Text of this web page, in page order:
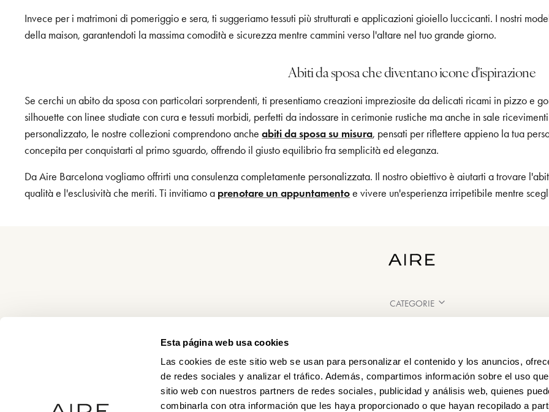
Esta página web usa cookies
Las cookies de este sitio web se usan para personalizar el contenido y los anuncios,
de redes sociales y analizar el tráfico. Además, compartimos información sobre el uso
sitio web con nuestros partners de redes sociales, publicidad y análisis web, quienes
combinarla con otra información que les haya proporcionado o que hayan recopilado a
Invece per i matrimoni di pomeriggio e sera, ti suggeriamo tessuti più strutturati e applicazioni gioiello luccicanti. I nostri
della maison, garantendoti la massima comodità e sicurezza mentre cammini verso l'altare nel tuo grande giorno.
Abiti da sposa che diventano icone d'ispirazione
Se cerchi un abito da sposa con particolari sorprendenti, ti presentiamo creazioni impreziosite da delicati ricami in pizzo e
silhouette con linee studiate con cura e tessuti morbidi, perfetti da indossare in cerimonie rustiche ma anche in sale
personalizzato, le nostre collezioni comprendono ancheabiti da sposa su misura, pensati per riflettere appieno la tua
concepita per conquistarti al primo sguardo, offrendo il giusto equilibrio fra semplicità ed eleganza.
Da Aire Barcelona vogliamo offrirti una consulenza completamente personalizzata. Il nostro obiettivo è aiutarti a trovare
qualità e l'esclusività che meriti. Ti invitiamo a prenotare un appuntamentoe vivere un'esperienza irripetibile mentre
CATEGORIE
PUNTI VENDITA